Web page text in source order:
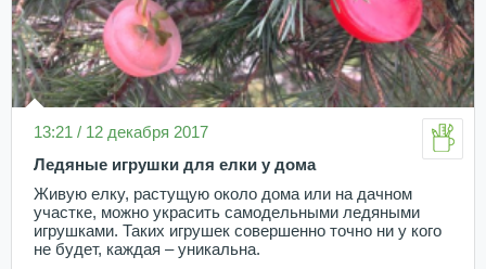
13:21 / 12 декабря 2017
Ледяные игрушки для елки у дома
Живую елку, растущую около дома или на дачном
участке, можно украсить самодельными ледяными
игрушками. Таких игрушек совершенно точно ни у кого
не будет, каждая – уникальна.